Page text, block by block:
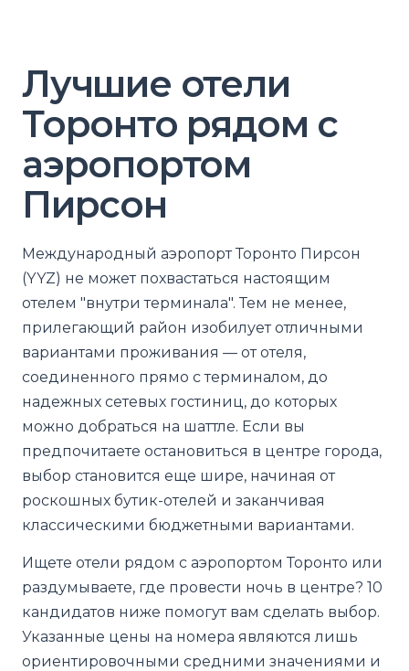
Лучшие отели
Торонто рядом с
аэропортом
Пирсон
Международный аэропорт Торонто Пирсон
(YYZ) не может похвастаться настоящим
отелем "внутри терминала". Тем не менее,
прилегающий район изобилует отличными
вариантами проживания — от отеля,
соединенного прямо с терминалом, до
надежных сетевых гостиниц, до которых
можно добраться на шаттле. Если вы
предпочитаете остановиться в центре города,
выбор становится еще шире, начиная от
роскошных бутик-отелей и заканчивая
классическими бюджетными вариантами.
Ищете отели рядом с аэропортом Торонто или
раздумываете, где провести ночь в центре? 10
кандидатов ниже помогут вам сделать выбор.
Указанные цены на номера являются лишь
ориентировочными средними значениями и